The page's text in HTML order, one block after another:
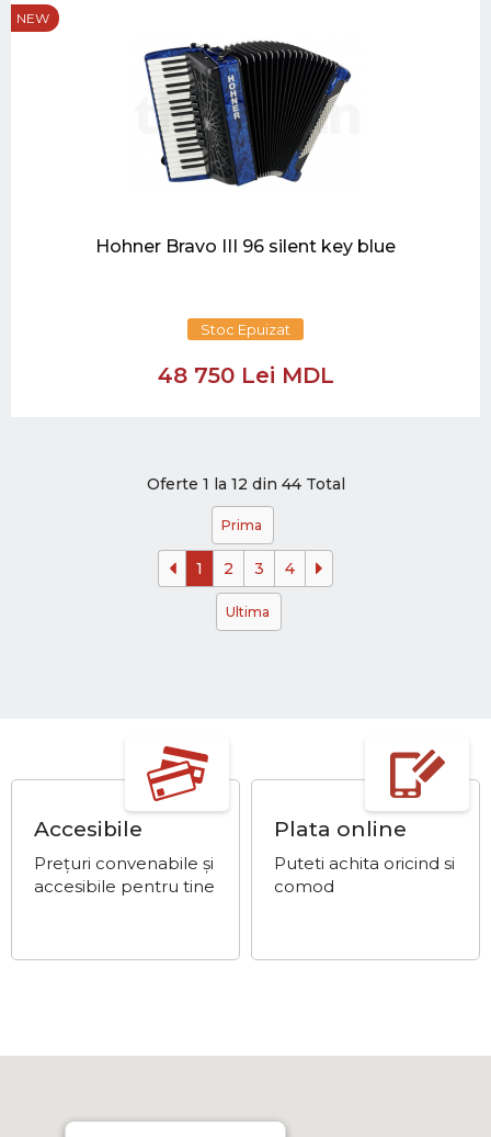
Hohner Bravo III 96 silent key blue
Stoc Epuizat
48 750 Lei MDL
NEW
Oferte 1 la 12 din 44 Total
Prima
1 2 3 4
Ultima
Accesibile
Prețuri convenabile și
accesibile pentru tine
Plata online
Puteti achita oricind si
comod